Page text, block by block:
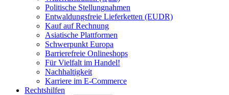
Politische Stellungnahmen
Entwaldungsfreie Lieferketten (EUDR)
Kauf auf Rechnung
Asiatische Plattformen
Schwerpunkt Europa
Barrierefreie Onlineshops
Für Vielfalt im Handel!
Nachhaltigkeit
Karriere im E-Commerce
Rechtshilfen